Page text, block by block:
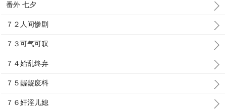
番外 七夕
７２人间惨剧
７３可气可叹
７４始乱终弃
７５龌龊废料
７６奸淫儿媳